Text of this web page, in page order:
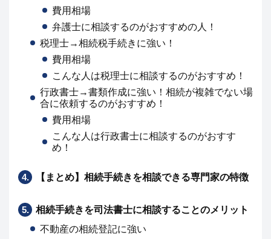
費用相場
弁護士に相談するのがおすすめの人！
税理士→相続税手続きに強い！
費用相場
こんな人は税理士に相談するのがおすすめ！
行政書士→書類作成に強い！相続が複雑でない場
合に依頼するのがおすすめ！
費用相場
こんな人は行政書士に相談するのがおすす
め！
4. 【まとめ】相続手続きを相談できる専門家の特徴
5.
相続手続きを司法書士に相談することのメリット
不動産の相続登記に強い